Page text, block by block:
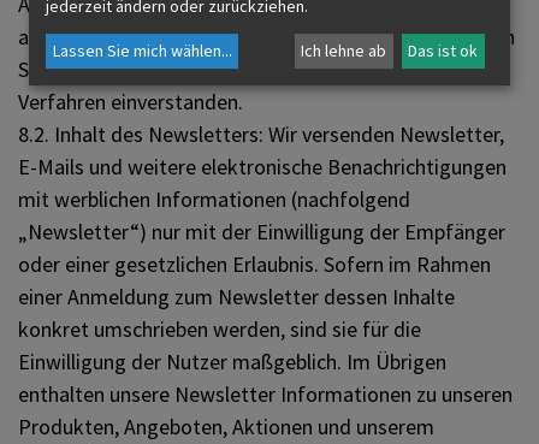
auf. Indem Sie unseren Newsletter abonnieren, erklären
Sie sich mit dem Empfang und den beschriebenen
Verfahren einverstanden.
8.2. Inhalt des Newsletters: Wir versenden Newsletter,
E-Mails und weitere elektronische Benachrichtigungen
mit werblichen Informationen (nachfolgend
„Newsletter“) nur mit der Einwilligung der Empfänger
oder einer gesetzlichen Erlaubnis. Sofern im Rahmen
einer Anmeldung zum Newsletter dessen Inhalte
konkret umschrieben werden, sind sie für die
Einwilligung der Nutzer maßgeblich. Im Übrigen
enthalten unsere Newsletter Informationen zu unseren
Produkten, Angeboten, Aktionen und unserem
jederzeit ändern oder zurückziehen.
Lassen Sie mich wählen... Ich lehne ab Das ist ok